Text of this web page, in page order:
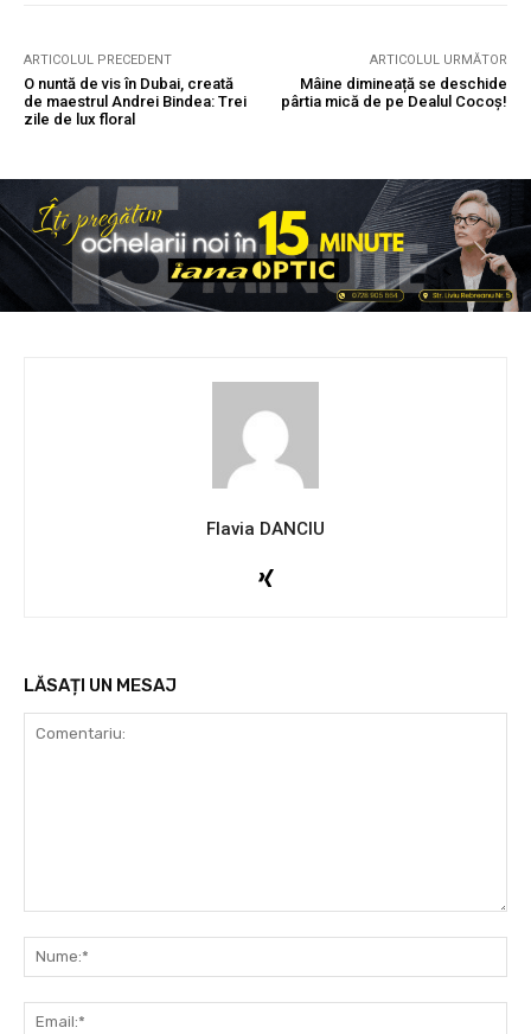
ARTICOLUL PRECEDENT
O nuntă de vis în Dubai, creată
de maestrul Andrei Bindea: Trei
zile de lux floral
ARTICOLUL URMĂTOR
Mâine dimineață se deschide
pârtia mică de pe Dealul Cocoș!
Flavia DANCIU
LĂSAȚI UN MESAJ